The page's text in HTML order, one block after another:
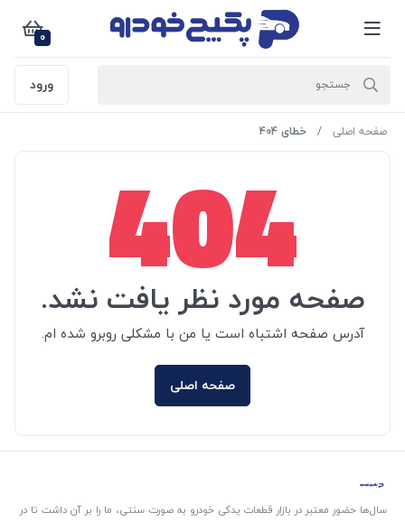
0
ورود
صفحه اصلی خطای 404
404
صفحه مورد نظر یافت نشد.
آدرس صفحه اشتباه است یا من با مشکلی روبرو شده ام.
صفحه اصلی
سال‌ها حضور معتبر در بازار قطعات یدکی خودرو به صورت سنتی، ما را بر آن داشت تا در